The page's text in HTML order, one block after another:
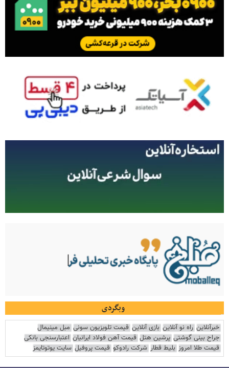
وبگردی
خبرآنلاین راه نو آنلاین بازی آنلاین قیمت تلویزیون سونی مبل مینیمال
جراح بینی گوشتی پرشین هتل قیمت آهن فولاد ایرانیان اعتبارسنجی بانکی
قیمت طلا امروز بلیط قطار شرکت رادوکو قیمت پروفیل سایت یوتوتایمز